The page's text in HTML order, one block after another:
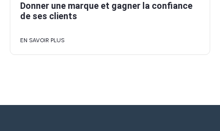
Donner une marque et gagner la confiance
de ses clients
EN SAVOIR PLUS